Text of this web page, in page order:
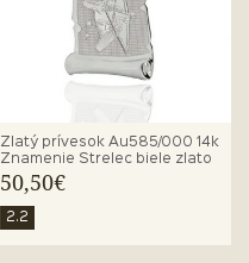
Zlatý prívesok Au585/000 14k
Znamenie Strelec biele zlato
50,50€
2.2